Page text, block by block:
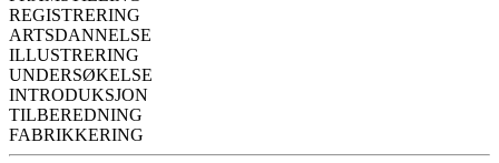
REGISTRERING
ARTSDANNELSE
ILLUSTRERING
UNDERSØKELSE
INTRODUKSJON
TILBEREDNING
FABRIKKERING